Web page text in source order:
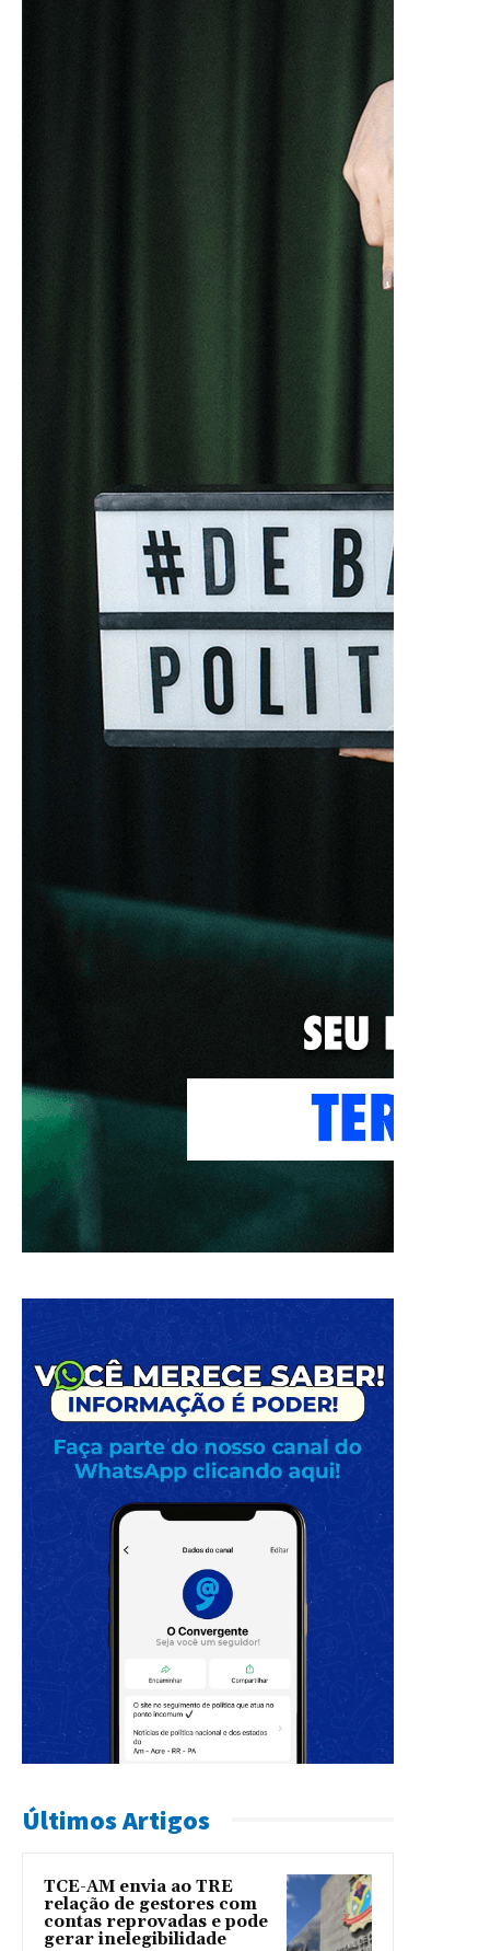
Últimos Artigos
TCE-AM envia ao TRE
relação de gestores com
contas reprovadas e pode
gerar inelegibilidade